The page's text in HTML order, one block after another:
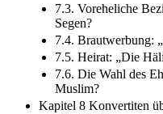
7.3. Voreheliche
Segen?
7.4. Brautwerbung:
7.5. Heirat: „Die
7.6. Die Wahl des
Muslim?
Kapitel 8 Konvertiten